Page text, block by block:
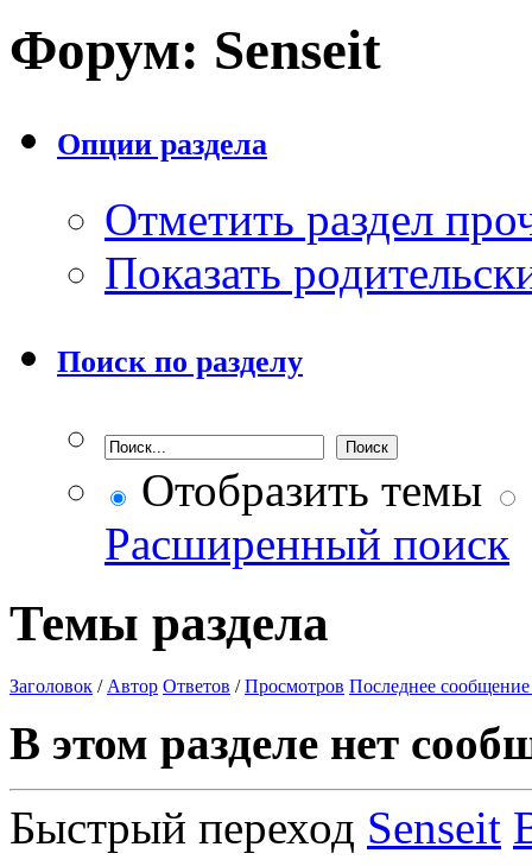
Форум: Senseit
Опции раздела
Отметить раздел
Показать
Поиск по разделу
Отобразить темы
Расширенный поиск
Темы раздела
Заголовок / Автор Ответов /Просмотров Последнее сообщение
В этом разделе нет
Быстрый переход Senseit